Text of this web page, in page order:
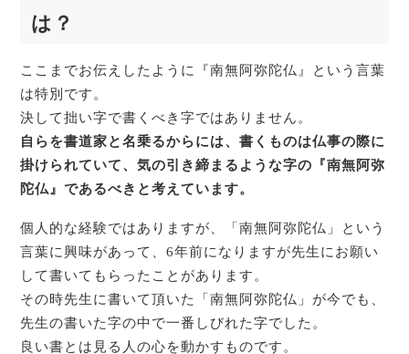
は？
ここまでお伝えしたように『南無阿弥陀仏』という言葉
は特別です。
決して拙い字で書くべき字ではありません。
自らを書道家と名乗るからには、書くものは仏事の際に
掛けられていて、気の引き締まるような字の『南無阿弥
陀仏』であるべきと考えています。
個人的な経験ではありますが、「南無阿弥陀仏」という
言葉に興味があって、6年前になりますが先生にお願い
して書いてもらったことがあります。
その時先生に書いて頂いた「南無阿弥陀仏」が今でも、
先生の書いた字の中で一番しびれた字でした。
良い書とは見る人の心を動かすものです。